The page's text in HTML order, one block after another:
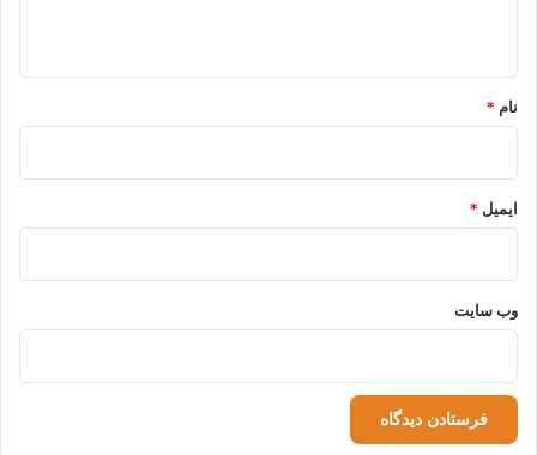
نام *
ایمیل *
وب‌ سایت